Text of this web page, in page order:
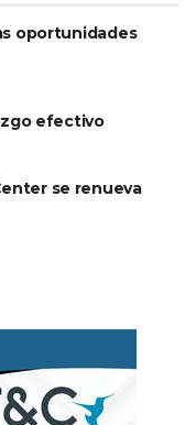
oportunidades
efectivo
se renueva